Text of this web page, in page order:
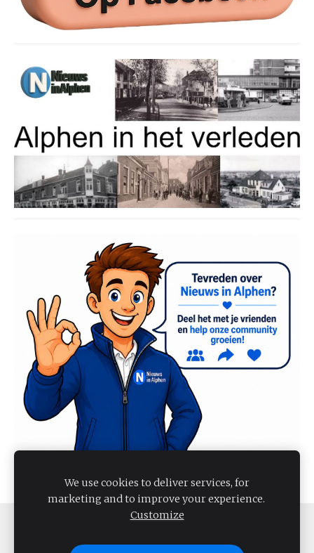
We use cookies to deliver services, for
marketing and to improve your experience.
Customize